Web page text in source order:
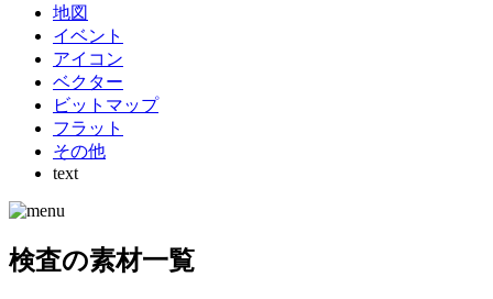
地図
イベント
アイコン
ベクター
ビットマップ
フラット
その他
text
検査の素材一覧